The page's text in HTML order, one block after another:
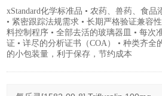
xStandard化学标准品 • 农药、兽药、食
• 紧密跟踪法规需求 • 长期严格验证兼容
料控制程序 • 全部去活的玻璃器皿 • 每次
证 • 详尽的分析证书（COA） • 种类齐全
的小包装量，利于保存，节约成本